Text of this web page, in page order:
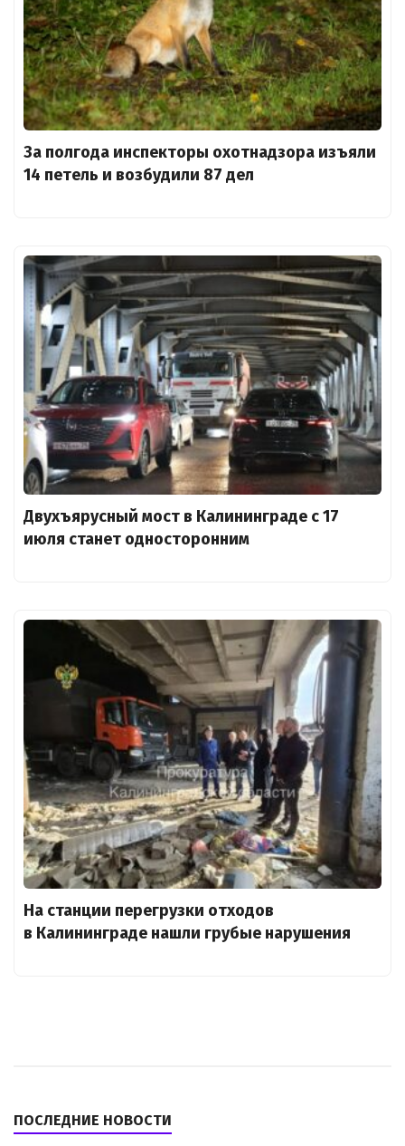
За полгода инспекторы охотнадзора изъяли
14 петель и возбудили 87 дел
Двухъярусный мост в Калининграде с 17
июля станет односторонним
На станции перегрузки отходов
в Калининграде нашли грубые нарушения
ПОСЛЕДНИЕ НОВОСТИ